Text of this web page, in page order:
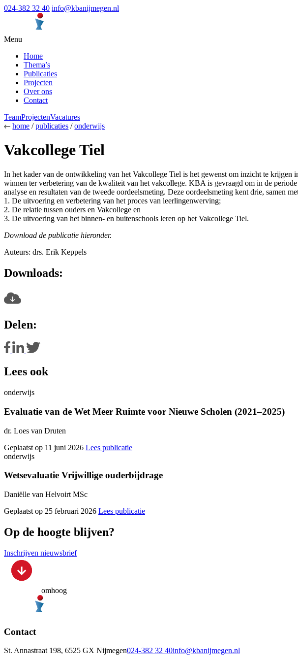
024-382 32 40 info@kbanijmegen.nl
Menu
Home
Thema’s
Publicaties
Projecten
Over ons
Contact
TeamProjectenVacatures
home /publicaties /onderwijs
Vakcollege Tiel
In het kader van de ontwikkeling van het Vakcollege Tiel is het gewenst om inzicht te
winnen ter verbetering van de kwaliteit van het vakcollege. KBA is gevraagd om in de
analyse en resultaten van de tweede oordeelsmeting. Deze oordeelsmeting kent drie, samen
1. De uitvoering en verbetering van het proces van leerlingenwerving;
2. De relatie tussen ouders en Vakcollege en
3. De uitvoering van het binnen- en buitenschools leren op het Vakcollege Tiel.
Download de publicatie hieronder.
Auteurs: drs. Erik Keppels
Downloads:
Delen:
Lees ook
onderwijs
Evaluatie van de Wet Meer Ruimte voor Nieuwe Scholen (2021–2025)
dr. Loes van Druten
Geplaatst op 11 juni 2026 Lees publicatie
onderwijs
Wetsevaluatie Vrijwillige ouderbijdrage
Daniëlle van Helvoirt MSc
Geplaatst op 25 februari 2026 Lees publicatie
Op de hoogte blijven?
Inschrijven nieuwsbrief
omhoog
Contact
St. Annastraat 198, 6525 GX Nijmegen024-382 32 40info@kbanijmegen.nl